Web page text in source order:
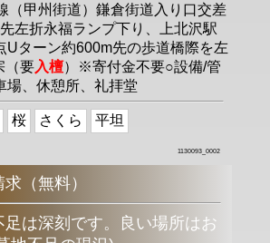
（甲州街道）鎌倉街道入り口交差
左折永福ランプ下り、上北沢駅
Uターン約600m先の歩道橋際を左
（要入檀）※寄付金不要○設備/管
場、休憩所、礼拝堂
桜 さくら 平坦
1130093_0002
（無料）
は深刻です。良い場所はお